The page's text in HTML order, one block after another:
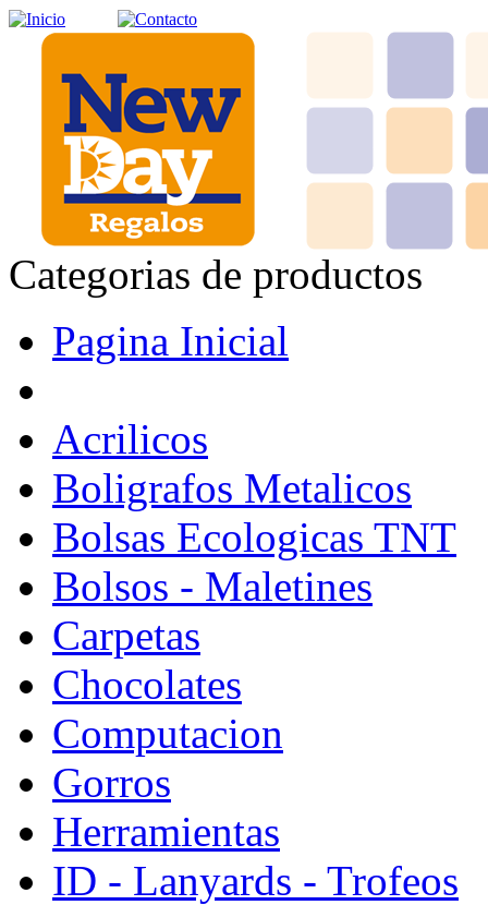
Categorias de productos
Pagina Inicial
Acrilicos
Boligrafos Metalicos
Bolsas Ecologicas TNT
Bolsos - Maletines
Carpetas
Chocolates
Computacion
Gorros
Herramientas
ID - Lanyards - Trofeos